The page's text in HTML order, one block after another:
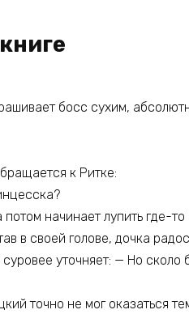
босс сухим,
к Ритке:
начинает лупить где-то
в своей голове, дочка
уточняет: — Но сколо
точно не мог оказаться